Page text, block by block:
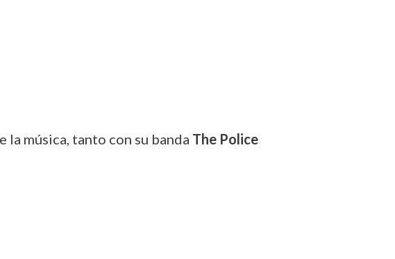
la música, tanto con su banda The Police